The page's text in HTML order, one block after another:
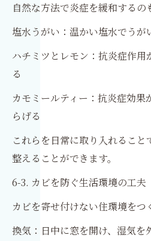
自然な方法で炎症を緩和するの
塩水うがい：温かい塩水でうが
ハチミツとレモン：抗炎症作用
る
カモミールティー：抗炎症効果
らげる
これらを日常に取り入れるこ
整えることができます。
6-3. カビを防ぐ生活環境の工夫
カビを寄せ付けない住環境をつ
換気：日中に窓を開け、湿気を